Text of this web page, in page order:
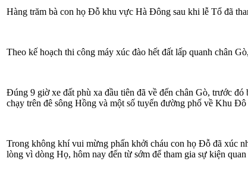
Hàng trăm bà con họ Đỗ khu vực Hà Đông sau khi lễ Tổ đã
Theo kế hoạch thi công máy xúc đào hết đất lấp quanh chân
Đúng 9 giờ xe đất phù xa đầu tiên đã về đến chân Gò, trước
chạy trên đê sông Hồng và một số tuyến đường phố về Khu
Trong không khí vui mừng phấn khởi cháu con họ Đỗ đã xúc
lòng vì dòng Họ, hôm nay đến từ sớm để tham gia sự kiện